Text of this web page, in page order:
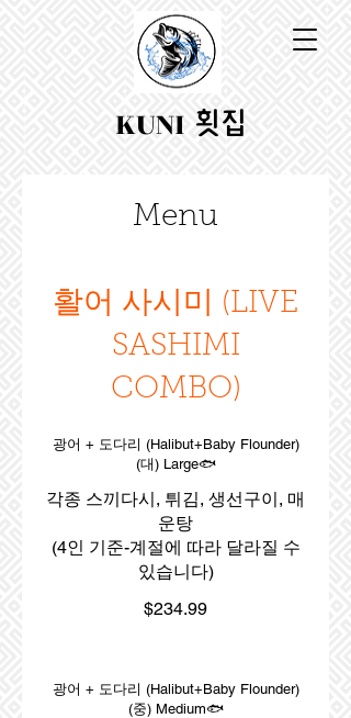
KUNI 횟집
Menu
활어 사시미 (LIVE
SASHIMI
COMBO)
광어 + 도다리 (Halibut+Baby Flounder)
(대) Large🐟
각종 스끼다시, 튀김, 생선구이, 매
운탕
(4인 기준-계절에 따라 달라질 수
있습니다)
$234.99
광어 + 도다리 (Halibut+Baby Flounder)
(중) Medium🐟